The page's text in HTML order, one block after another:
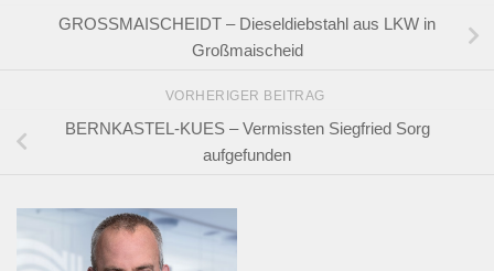
GROSSMAISCHEIDT – Dieseldiebstahl aus LKW in
Großmaischeid
VORHERIGER BEITRAG
BERNKASTEL-KUES – Vermissten Siegfried Sorg
aufgefunden